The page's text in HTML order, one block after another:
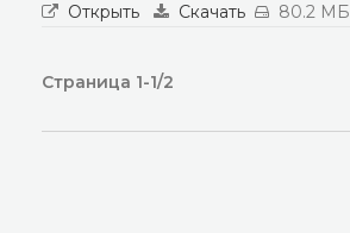
Открыть
Скачать 80.2 МБ
Страница 1-1/2